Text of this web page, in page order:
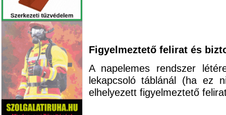
Figyelmeztető felirat és
A napelemes rendszer
lekapcsoló táblánál (ha ez
elhelyezett figyelmeztető